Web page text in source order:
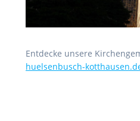
Entdecke unsere
huelsenbusch-